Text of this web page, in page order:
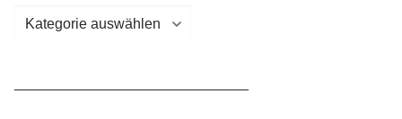
Kategorien